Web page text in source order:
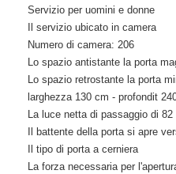
Servizio per uomini e donne
Il servizio ubicato in camera
Numero di camera: 206
Lo spazio antistante la porta
Lo spazio retrostante la porta
larghezza 130 cm - profondit
La luce netta di passaggio di 82
Il battente della porta si apre
Il tipo di porta a cerniera
La forza necessaria per